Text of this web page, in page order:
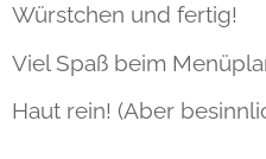
Würstchen und fertig!
Viel Spaß beim
Haut rein! (Aber